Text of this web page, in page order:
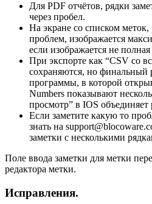
Для PDF отчётов, рядки
через пробел.
На экране со списком
проблем, изображается
если изображается не полная
При экспорте как “CSV со
сохраняются, но финальный
программы, в которой
Numbers показывают
просмотр” в IOS объединяет
Если заметите какую то
знать на
заметки с несколькими
Поле ввода заметки для метки
редактора метки.
Исправления.